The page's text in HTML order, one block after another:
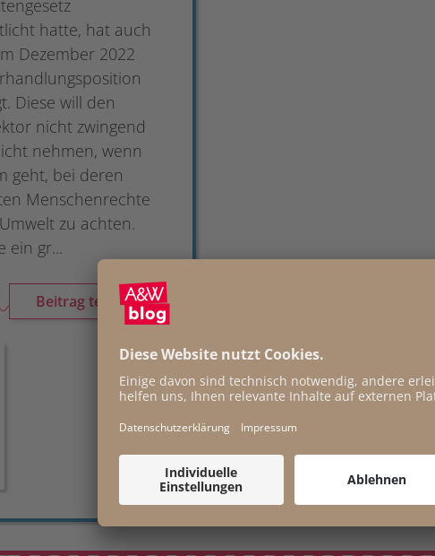
hatte, hat auch
Dezember 2022
Diese will den
nicht zwingend
nehmen, wenn
geht, bei deren
Menschenrechte
zu achten.
ein gr...
Beitrag teilen